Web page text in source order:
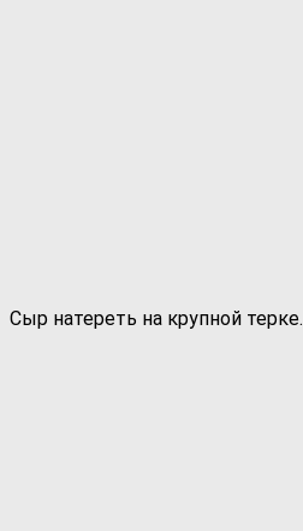
Сыр натереть на крупной терке.